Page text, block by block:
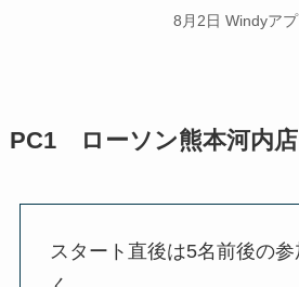
8月2日 Windyアプ
PC1 ローソン熊本河内
スタート直後は5名前後の